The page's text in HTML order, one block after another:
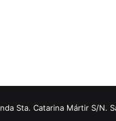
Sta. Catarina Mártir S/N.